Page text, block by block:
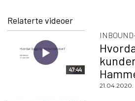
Relaterte videoer
47:44
21.04.2020.